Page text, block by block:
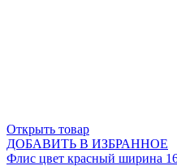
Открыть товар
ДОБАВИТЬ В ИЗБРАННОЕ
Флис цвет красный ширина